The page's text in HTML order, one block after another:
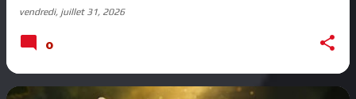
vendredi, juillet 31, 2026
0